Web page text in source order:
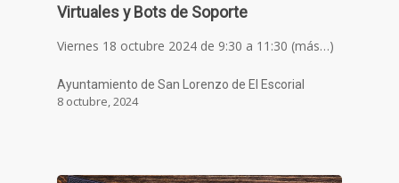
Virtuales y Bots de Soporte
Viernes 18 octubre 2024 de 9:30 a 11:30 (más…)
Ayuntamiento de San Lorenzo de El Escorial
8 octubre, 2024